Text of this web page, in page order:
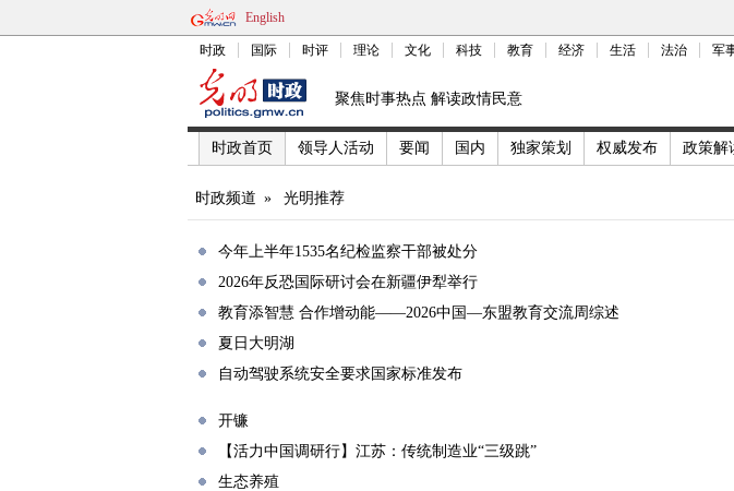
English
时政 国际 时评 理论 文化 科技 教育 经济 生活 法治 军
聚焦时事热点 解读政情民意
时政首页 领导人活动 要闻 国内 独家策划 权威发布 政策解
时政频道 » 光明推荐
今年上半年1535名纪检监察干部被处分
2026年反恐国际研讨会在新疆伊犁举行
教育添智慧 合作增动能——2026中国—东盟教育交流周综述
夏日大明湖
自动驾驶系统安全要求国家标准发布
开镰
【活力中国调研行】江苏：传统制造业“三级跳”
生态养殖